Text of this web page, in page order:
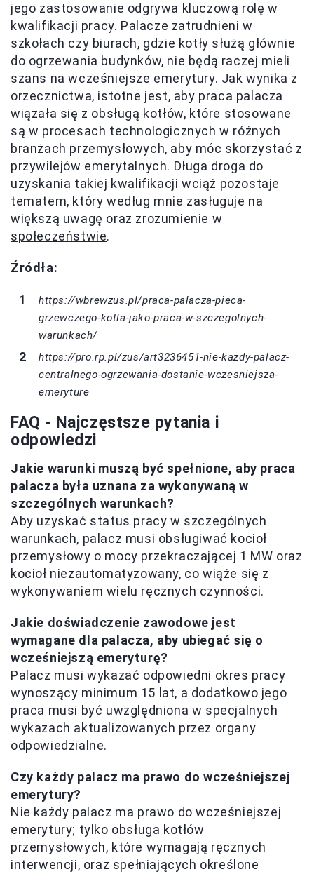
jego zastosowanie odgrywa kluczową rolę w
kwalifikacji pracy. Palacze zatrudnieni w
szkołach czy biurach, gdzie kotły służą głównie
do ogrzewania budynków, nie będą raczej mieli
szans na wcześniejsze emerytury. Jak wynika z
orzecznictwa, istotne jest, aby praca palacza
wiązała się z obsługą kotłów, które stosowane
są w procesach technologicznych w różnych
branżach przemysłowych, aby móc skorzystać z
przywilejów emerytalnych. Długa droga do
uzyskania takiej kwalifikacji wciąż pozostaje
tematem, który według mnie zasługuje na
większą uwagę oraz zrozumienie w
społeczeństwie.
Źródła:
https://wbrewzus.pl/praca-palacza-pieca-
grzewczego-kotla-jako-praca-w-szczegolnych-
warunkach/
https://pro.rp.pl/zus/art3236451-nie-kazdy-palacz-
centralnego-ogrzewania-dostanie-wczesniejsza-
emeryture
FAQ - Najczęstsze pytania i
odpowiedzi
Jakie warunki muszą być spełnione, aby praca
palacza była uznana za wykonywaną w
szczególnych warunkach?
Aby uzyskać status pracy w szczególnych
warunkach, palacz musi obsługiwać kocioł
przemysłowy o mocy przekraczającej 1 MW oraz
kocioł niezautomatyzowany, co wiąże się z
wykonywaniem wielu ręcznych czynności.
Jakie doświadczenie zawodowe jest
wymagane dla palacza, aby ubiegać się o
wcześniejszą emeryturę?
Palacz musi wykazać odpowiedni okres pracy
wynoszący minimum 15 lat, a dodatkowo jego
praca musi być uwzględniona w specjalnych
wykazach aktualizowanych przez organy
odpowiedzialne.
Czy każdy palacz ma prawo do wcześniejszej
emerytury?
Nie każdy palacz ma prawo do wcześniejszej
emerytury; tylko obsługa kotłów
przemysłowych, które wymagają ręcznych
interwencji, oraz spełniających określone